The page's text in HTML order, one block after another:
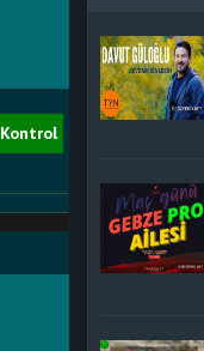
Kontrol